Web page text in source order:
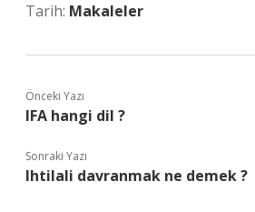
Tarih: Makaleler
Önceki Yazı
IFA hangi dil ?
Sonraki Yazı
Ihtilali davranmak ne demek ?